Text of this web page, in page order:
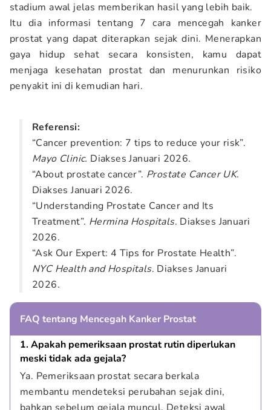
stadium awal jelas memberikan hasil yang lebih baik.
Itu dia informasi tentang 7 cara mencegah kanker
prostat yang dapat diterapkan sejak dini. Menerapkan
gaya hidup sehat secara konsisten, kamu dapat
menjaga kesehatan prostat dan menurunkan risiko
penyakit ini di kemudian hari.
Referensi:
“Cancer prevention: 7 tips to reduce your risk”.
Mayo Clinic. Diakses Januari 2026.
“About prostate cancer”. Prostate Cancer UK.
Diakses Januari 2026.
“Understanding Prostate Cancer and Its
Treatment”. Hermina Hospitals. Diakses Januari
2026.
“Ask Our Expert: 4 Tips for Prostate Health”.
NYC Health and Hospitals. Diakses Januari
2026.
FAQ tentang Mencegah Kanker Prostat
1. Apakah pemeriksaan prostat rutin diperlukan
meski tidak ada gejala?
Ya. Pemeriksaan prostat secara berkala
membantu mendeteksi perubahan sejak dini,